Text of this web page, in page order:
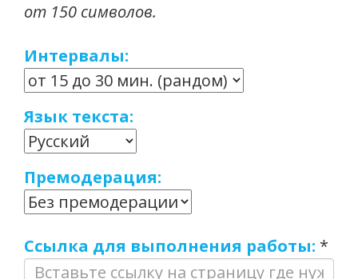
от 150 символов.
Интервалы:
Язык текста:
Премодерация:
Ссылка для выполнения работы: *